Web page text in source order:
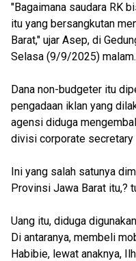
"Bagaimana saudara RK
itu yang bersangkutan
Barat," ujar Asep, di
Selasa (9/9/2025) malam.
Dana non-budgeter itu
pengadaan iklan yang
agensi diduga
divisi corporate secretary
Ini yang salah satunya
Provinsi Jawa Barat itu,?
Uang itu, diduga
Di antaranya, membeli
Habibie, lewat anaknya,